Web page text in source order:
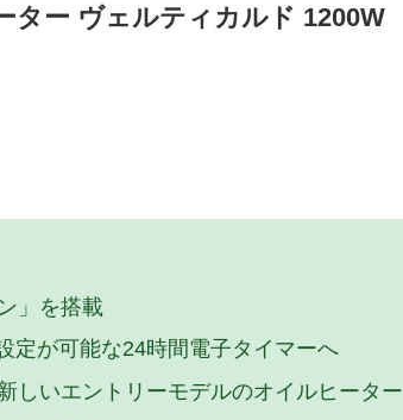
ター ヴェルティカルド 1200W
」を搭載
定が可能な24時間電子タイマーへ
しいエントリーモデルのオイルヒーター